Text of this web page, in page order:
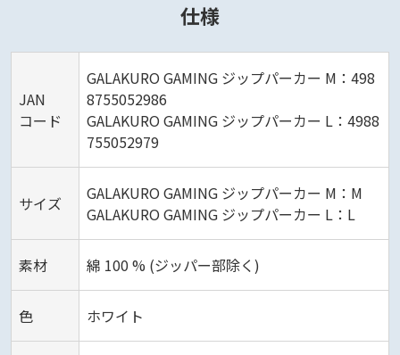
仕様
JAN
コード
GALAKURO GAMING ジップパーカー M：498
8755052986
GALAKURO GAMING ジップパーカー L：4988
755052979
サイズ
GALAKURO GAMING ジップパーカー M：M
GALAKURO GAMING ジップパーカー L：L
素材 綿 100 % (ジッパー部除く)
色 ホワイト